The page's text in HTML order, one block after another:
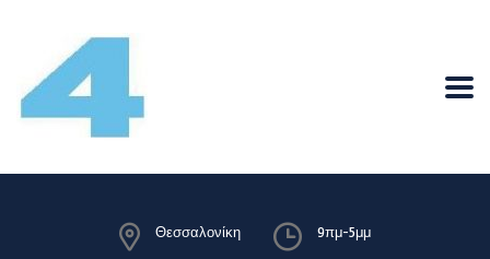
Θεσσαλονίκη 9πμ-5μμ